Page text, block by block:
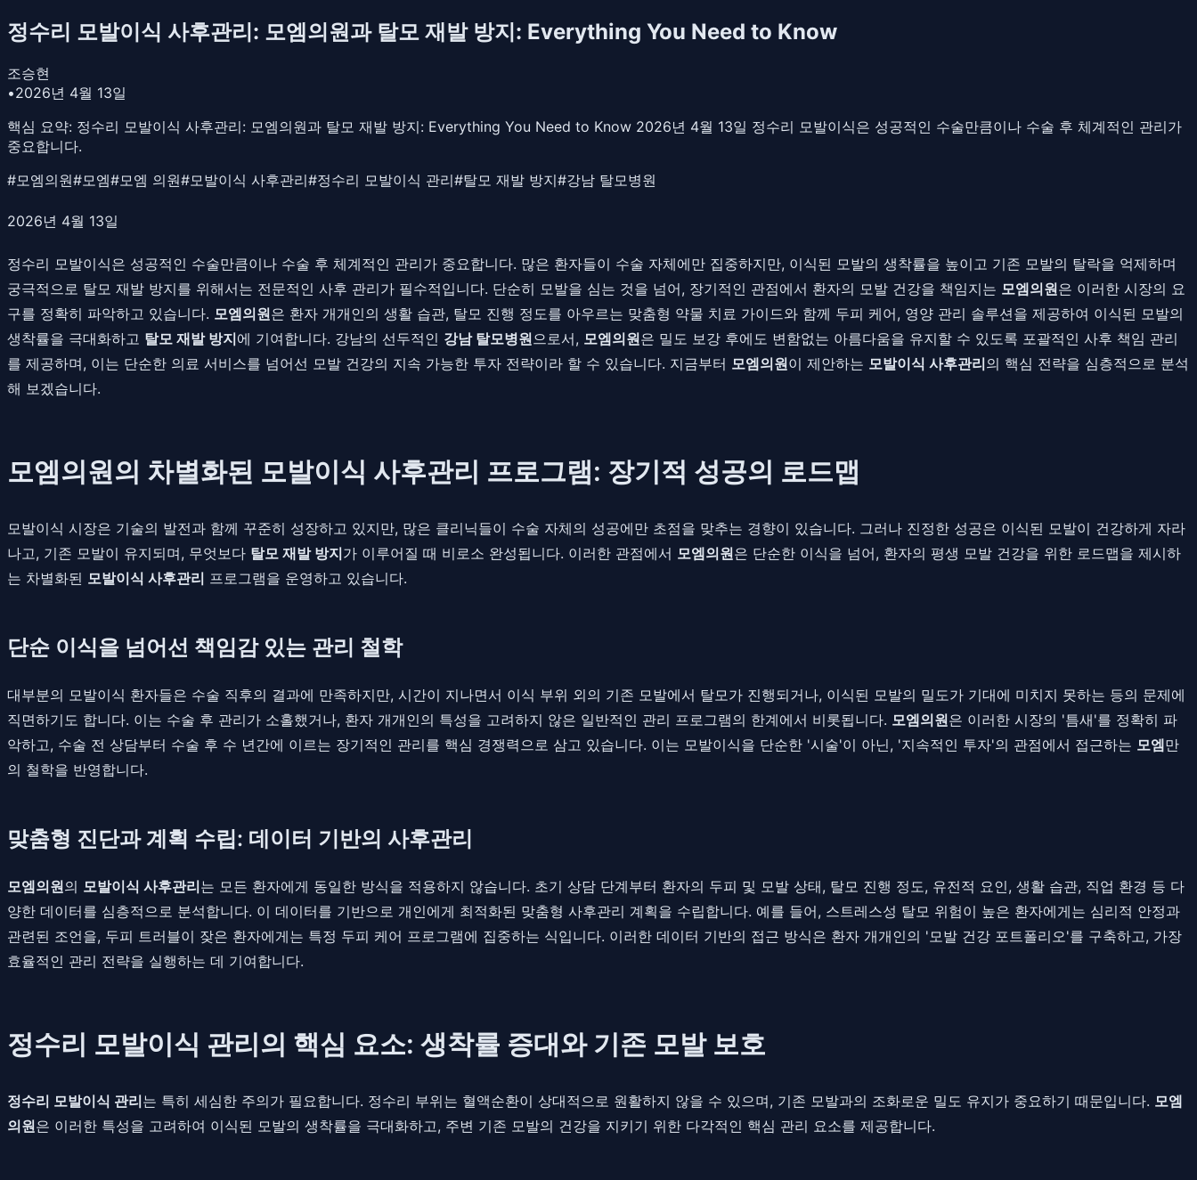
정수리 모발이식 사후관리: 모엠의원과 탈모 재발 방지: Everything You Need to Know
조승현
•2026년 4월 13일
핵심 요약: 정수리 모발이식 사후관리: 모엠의원과 탈모 재발 방지: Everything You Need to Know 2026년 4월 13일 정수리 모발이식은 성공적인 수술만큼이나 수술 후 체계적인 관리가
중요합니다.
#모엠의원#모엠#모엠 의원#모발이식 사후관리#정수리 모발이식 관리#탈모 재발 방지#강남 탈모병원
2026년 4월 13일
정수리 모발이식은 성공적인 수술만큼이나 수술 후 체계적인 관리가 중요합니다. 많은 환자들이 수술 자체에만 집중하지만, 이식된 모발의 생착률을 높이고 기존 모발의 탈락을 억제하며
궁극적으로 탈모 재발 방지를 위해서는 전문적인 사후 관리가 필수적입니다. 단순히 모발을 심는 것을 넘어, 장기적인 관점에서 환자의 모발 건강을 책임지는 모엠의원은 이러한 시장의 요
구를 정확히 파악하고 있습니다. 모엠의원은 환자 개개인의 생활 습관, 탈모 진행 정도를 아우르는 맞춤형 약물 치료 가이드와 함께 두피 케어, 영양 관리 솔루션을 제공하여 이식된 모발의
생착률을 극대화하고 탈모 재발 방지에 기여합니다. 강남의 선두적인 강남 탈모병원으로서, 모엠의원은 밀도 보강 후에도 변함없는 아름다움을 유지할 수 있도록 포괄적인 사후 책임 관리
를 제공하며, 이는 단순한 의료 서비스를 넘어선 모발 건강의 지속 가능한 투자 전략이라 할 수 있습니다. 지금부터 모엠의원이 제안하는 모발이식 사후관리의 핵심 전략을 심층적으로 분석
해 보겠습니다.
모엠의원의 차별화된 모발이식 사후관리 프로그램: 장기적 성공의 로드맵
모발이식 시장은 기술의 발전과 함께 꾸준히 성장하고 있지만, 많은 클리닉들이 수술 자체의 성공에만 초점을 맞추는 경향이 있습니다. 그러나 진정한 성공은 이식된 모발이 건강하게 자라
나고, 기존 모발이 유지되며, 무엇보다 탈모 재발 방지가 이루어질 때 비로소 완성됩니다. 이러한 관점에서 모엠의원은 단순한 이식을 넘어, 환자의 평생 모발 건강을 위한 로드맵을 제시하
는 차별화된 모발이식 사후관리 프로그램을 운영하고 있습니다.
단순 이식을 넘어선 책임감 있는 관리 철학
대부분의 모발이식 환자들은 수술 직후의 결과에 만족하지만, 시간이 지나면서 이식 부위 외의 기존 모발에서 탈모가 진행되거나, 이식된 모발의 밀도가 기대에 미치지 못하는 등의 문제에
직면하기도 합니다. 이는 수술 후 관리가 소홀했거나, 환자 개개인의 특성을 고려하지 않은 일반적인 관리 프로그램의 한계에서 비롯됩니다. 모엠의원은 이러한 시장의 '틈새'를 정확히 파
악하고, 수술 전 상담부터 수술 후 수 년간에 이르는 장기적인 관리를 핵심 경쟁력으로 삼고 있습니다. 이는 모발이식을 단순한 '시술'이 아닌, '지속적인 투자'의 관점에서 접근하는 모엠만
의 철학을 반영합니다.
맞춤형 진단과 계획 수립: 데이터 기반의 사후관리
모엠의원의 모발이식 사후관리는 모든 환자에게 동일한 방식을 적용하지 않습니다. 초기 상담 단계부터 환자의 두피 및 모발 상태, 탈모 진행 정도, 유전적 요인, 생활 습관, 직업 환경 등 다
양한 데이터를 심층적으로 분석합니다. 이 데이터를 기반으로 개인에게 최적화된 맞춤형 사후관리 계획을 수립합니다. 예를 들어, 스트레스성 탈모 위험이 높은 환자에게는 심리적 안정과
관련된 조언을, 두피 트러블이 잦은 환자에게는 특정 두피 케어 프로그램에 집중하는 식입니다. 이러한 데이터 기반의 접근 방식은 환자 개개인의 '모발 건강 포트폴리오'를 구축하고, 가장
효율적인 관리 전략을 실행하는 데 기여합니다.
정수리 모발이식 관리의 핵심 요소: 생착률 증대와 기존 모발 보호
정수리 모발이식 관리는 특히 세심한 주의가 필요합니다. 정수리 부위는 혈액순환이 상대적으로 원활하지 않을 수 있으며, 기존 모발과의 조화로운 밀도 유지가 중요하기 때문입니다. 모엠
의원은 이러한 특성을 고려하여 이식된 모발의 생착률을 극대화하고, 주변 기존 모발의 건강을 지키기 위한 다각적인 핵심 관리 요소를 제공합니다.